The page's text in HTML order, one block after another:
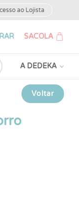
ao Lojista
SACOLA
A DEDEKA
Voltar